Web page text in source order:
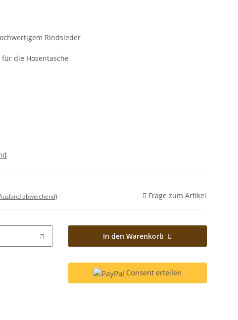
Rindsleder
die Hosentasche
abweichend) Frage zum Artikel
In den Warenkorb
Consent erteilen